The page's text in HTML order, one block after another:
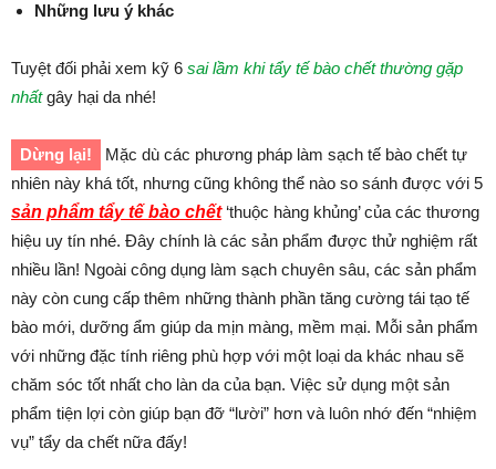
Những lưu ý khác
Tuyệt đối phải xem kỹ 6 sai lầm khi tẩy tế bào chết thường gặp
nhấtgây hại da nhé!
Dừng lại!
Mặc dù các phương pháp làm sạch tế bào chết tự
nhiên này khá tốt, nhưng cũng không thể nào so sánh được với 5
sản phẩm tẩy tế bào chết‘thuộc hàng khủng’ của các thương
hiệu uy tín nhé. Đây chính là các sản phẩm được thử nghiệm rất
nhiều lần! Ngoài công dụng làm sạch chuyên sâu, các sản phẩm
này còn cung cấp thêm những thành phần tăng cường tái tạo tế
bào mới, dưỡng ẩm giúp da mịn màng, mềm mại. Mỗi sản phẩm
với những đặc tính riêng phù hợp với một loại da khác nhau sẽ
chăm sóc tốt nhất cho làn da của bạn. Việc sử dụng một sản
phẩm tiện lợi còn giúp bạn đỡ “lười” hơn và luôn nhớ đến “nhiệm
vụ” tẩy da chết nữa đấy!